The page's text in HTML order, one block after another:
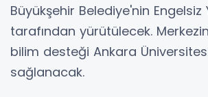
Büyükşehir Belediye'nin Engelsiz
tarafından yürütülecek.
bilim desteği Ankara
sağlanacak.